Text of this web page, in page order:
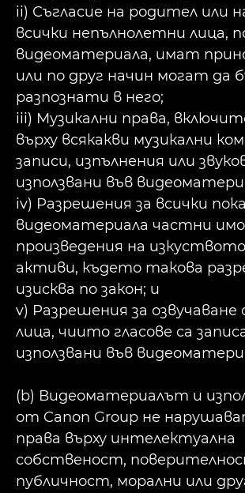
ii) Съгласие на родител или
всички непълнолетни лица,
видеоматериала, имат
или по друг начин могат да
разпознати в него;
iii) Музикални права,
върху всякакви музикални
записи, изпълнения или
използвани във
iv) Разрешения за всички
видеоматериала частни
произведения на
активи, където такова
изисква по закон; и
v) Разрешения за озвучаване
лица, чиито гласове са
използвани във
(b) Видеоматериалът и
от Canon Group не
права върху интелектуална
собственост,
публичност, морални или